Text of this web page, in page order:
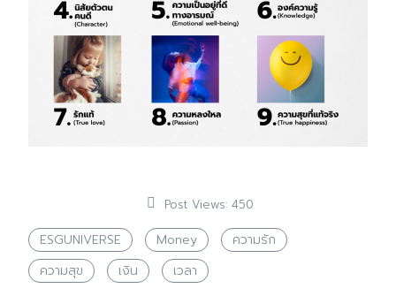
Post Views: 450
ESGUNIVERSE Money
ความรัก
ความสุข
เงิน เวลา